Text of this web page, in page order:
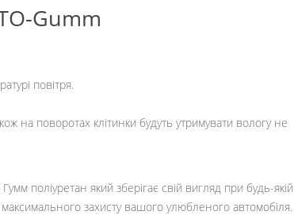
Gumm
повітря.
на поворотах клітинки будуть утримувати вологу не
поліуретан який зберігає свій вигляд при будь-якій
захисту вашого улюбленого автомобіля.